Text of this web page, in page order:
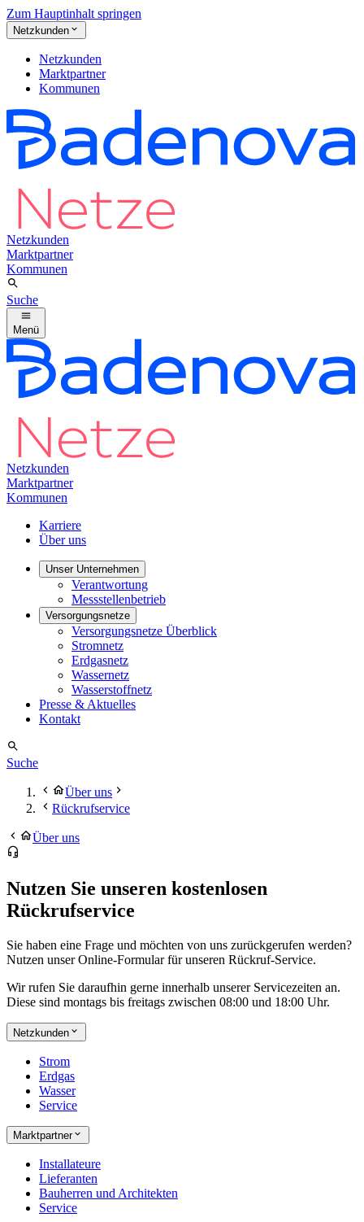
Zum Hauptinhalt springen
Netzkunden
Netzkunden
Marktpartner
Kommunen
Netzkunden
Marktpartner
Kommunen
Suche
Menü
Netzkunden
Marktpartner
Kommunen
Karriere
Über uns
Unser Unternehmen
Verantwortung
Messstellenbetrieb
Versorgungsnetze
Versorgungsnetze Überblick
Stromnetz
Erdgasnetz
Wassernetz
Wasserstoffnetz
Presse & Aktuelles
Kontakt
Suche
Über uns
Rückrufservice
Über uns
Nutzen Sie unseren kostenlosen
Rückrufservice
Sie haben eine Frage und möchten von uns zurückgerufen werden?
Nutzen unser Online-Formular für unseren Rückruf-Service.
Wir rufen Sie daraufhin gerne innerhalb unserer Servicezeiten an.
Diese sind montags bis freitags zwischen 08:00 und 18:00 Uhr.
Netzkunden
Strom
Erdgas
Wasser
Service
Marktpartner
Installateure
Lieferanten
Bauherren und Architekten
Service